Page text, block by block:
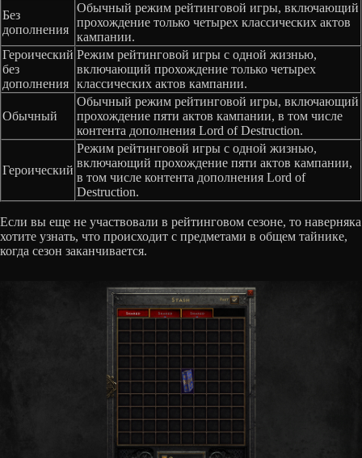
Без
дополнения
Обычный режим рейтинговой игры, включающий
прохождение только четырех классических актов
кампании.
Героический
без
дополнения
Режим рейтинговой игры с одной жизнью,
включающий прохождение только четырех
классических актов кампании.
Обычный
Обычный режим рейтинговой игры, включающий
прохождение пяти актов кампании, в том числе
контента дополнения Lord of Destruction.
Героический
Режим рейтинговой игры с одной жизнью,
включающий прохождение пяти актов кампании,
в том числе контента дополнения Lord of
Destruction.
Если вы еще не участвовали в рейтинговом сезоне, то наверняка
хотите узнать, что происходит с предметами в общем тайнике,
когда сезон заканчивается.